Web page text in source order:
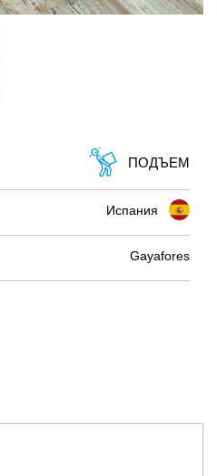
ПОДЪЕМ
Испания
Gayafores